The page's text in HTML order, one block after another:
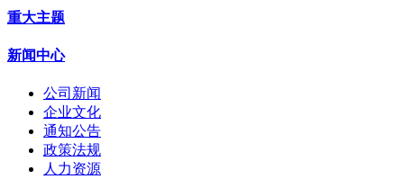
重大主题
新闻中心
公司新闻
企业文化
通知公告
政策法规
人力资源